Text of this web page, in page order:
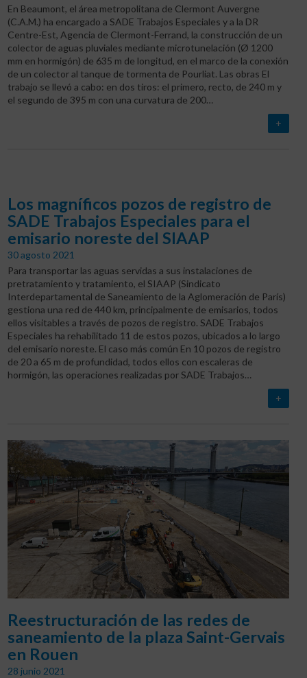
En Beaumont, el área metropolitana de Clermont Auvergne
(C.A.M.) ha encargado a SADE Trabajos Especiales y a la DR
Centre-Est, Agencia de Clermont-Ferrand, la construcción de un
colector de aguas pluviales mediante microtunelación (Ø 1200
mm en hormigón) de 635 m de longitud, en el marco de la conexión
de un colector al tanque de tormenta de Pourliat. Las obras El
trabajo se llevó a cabo: en dos tiros: el primero, recto, de 240 m y
el segundo de 395 m con una curvatura de 200…
+
Los magníficos pozos de registro de
SADE Trabajos Especiales para el
emisario noreste del SIAAP
30 agosto 2021
Para transportar las aguas servidas a sus instalaciones de
pretratamiento y tratamiento, el SIAAP (Sindicato
Interdepartamental de Saneamiento de la Aglomeración de París)
gestiona una red de 440 km, principalmente de emisarios, todos
ellos visitables a través de pozos de registro. SADE Trabajos
Especiales ha rehabilitado 11 de estos pozos, ubicados a lo largo
del emisario noreste. El caso más común En 10 pozos de registro
de 20 a 65 m de profundidad, todos ellos con escaleras de
hormigón, las operaciones realizadas por SADE Trabajos…
+
Reestructuración de las redes de
saneamiento de la plaza Saint-Gervais
en Rouen
28 junio 2021